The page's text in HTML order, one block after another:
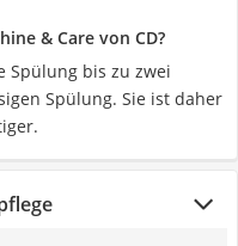
& Care von CD?
Spülung bis zu zwei
Spülung. Sie ist daher